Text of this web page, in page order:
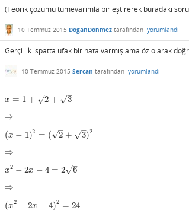
(Teorik çözümü tümevarımla birleştirerek buradaki
10 Temmuz 2015 DoganDonmez tarafından yorumlandı
Gerçi ilk ispatta ufak bir hata varmış ama öz olarak
10 Temmuz 2015 Sercan tarafından yorumlandı
x = 1 + 2
–
√ + 3
–
√
x =1 +2+3
⇒
⇒
(x − 1)2 = ( 2
–
√ + 3
–
√ )2
(x− 1)2 =(2+3 )2
⇒
⇒
x2 − 2x − 4 = 2 6
–
√
x2−2x− 4=26
⇒
⇒
(x2 − 2x − 4)2 = 24
(x2−2x −4 )2=24